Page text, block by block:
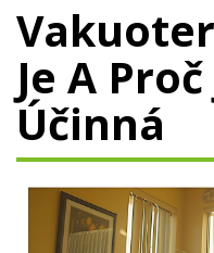
Je A
Účinná